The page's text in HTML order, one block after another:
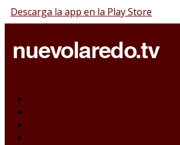
Descarga la app en la Play Store